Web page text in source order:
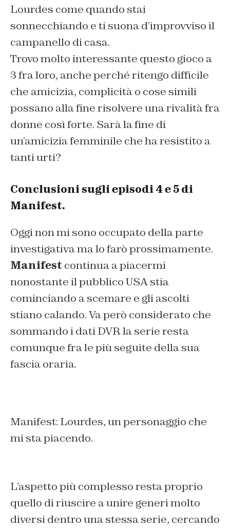
Lourdes come quando stai
sonnecchiando e ti suona d’improvviso il
campanello di casa.
Trovo molto interessante questo gioco a
3 fra loro, anche perché ritengo difficile
che amicizia, complicità o cose simili
possano alla fine risolvere una rivalità fra
donne così forte. Sarà la fine di
un’amicizia femminile che ha resistito a
tanti urti?
Conclusioni sugli episodi 4 e 5 di
Manifest.
Oggi non mi sono occupato della parte
investigativa ma lo farò prossimamente.
Manifest continua a piacermi
nonostante il pubblico USA stia
cominciando a scemare e gli ascolti
stiano calando. Va però considerato che
sommando i dati DVR la serie resta
comunque fra le più seguite della sua
fascia oraria.
Manifest: Lourdes, un personaggio che
mi sta piacendo.
L’aspetto più complesso resta proprio
quello di riuscire a unire generi molto
diversi dentro una stessa serie, cercando